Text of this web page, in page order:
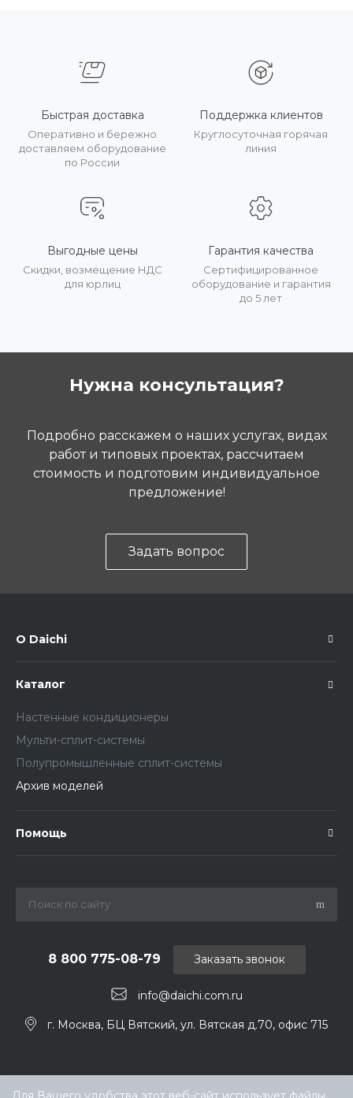
Быстрая доставка
Оперативно и бережно
доставляем оборудование
по России
Поддержка клиентов
Круглосуточная горячая
линия
Выгодные цены
Скидки, возмещение НДС
для юрлиц
Гарантия качества
Сертифицированное
оборудование и гарантия
до 5 лет
Нужна консультация?
Подробно расскажем о наших услугах, видах
работ и типовых проектах, рассчитаем
стоимость и подготовим индивидуальное
предложение!
Задать вопрос
О Daichi
Каталог
Настенные кондиционеры
Мульти-сплит-системы
Полупромышленные сплит-системы
Архив моделей
Помощь
info@daichi.com.ru
8 800 775-08-79
г. Москва, БЦ Вятский, ул. Вятская д.70, офис 715
Заказать звонок